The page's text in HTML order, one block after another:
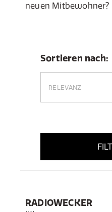
neuen Mitbewohner?
Sortieren nach:
RADIOWECKER